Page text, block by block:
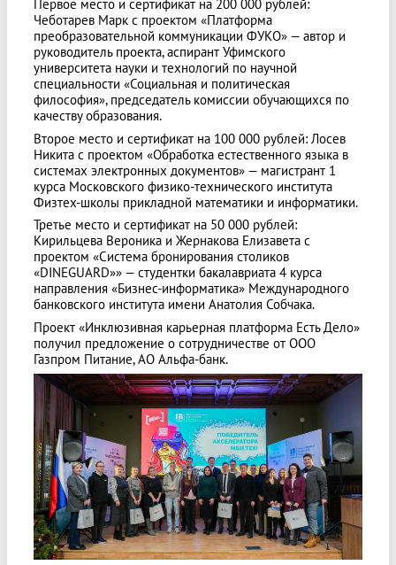
Первое место и сертификат на 200 000 рублей:
Чеботарев Марк с проектом «Платформа
преобразовательной коммуникации ФУКО» — автор и
руководитель проекта, аспирант Уфимского
университета науки и технологий по научной
специальности «Социальная и политическая
философия», председатель комиссии обучающихся по
качеству образования.
Второе место и сертификат на 100 000 рублей: Лосев
Никита с проектом «Обработка естественного языка в
системах электронных документов» — магистрант 1
курса Московского физико-технического института
Физтех-школы прикладной математики и информатики.
Третье место и сертификат на 50 000 рублей:
Кирильцева Вероника и Жернакова Елизавета с
проектом «Система бронирования столиков
«DINEGUARD»» — студентки бакалавриата 4 курса
направления «Бизнес-информатика» Международного
банковского института имени Анатолия Собчака.
Проект «Инклюзивная карьерная платформа Есть Дело»
получил предложение о сотрудничестве от ООО
Газпром Питание, АО Альфа-банк.